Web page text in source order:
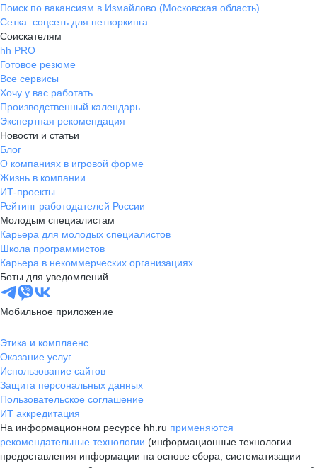
Поиск по вакансиям в Измайлово (Московская область)
Сетка: соцсеть для нетворкинга
Соискателям
hh PRO
Готовое резюме
Все сервисы
Хочу у вас работать
Производственный календарь
Экспертная рекомендация
Новости и статьи
Блог
О компаниях в игровой форме
Жизнь в компании
ИТ-проекты
Рейтинг работодателей России
Молодым специалистам
Карьера для молодых специалистов
Школа программистов
Карьера в некоммерческих организациях
Боты для уведомлений
Мобильное приложение
Этика и комплаенс
Оказание услуг
Использование сайтов
Защита персональных данных
Пользовательское соглашение
ИТ аккредитация
На информационном ресурсе hh.ru применяются
рекомендательные технологии (информационные технологии
предоставления информации на основе сбора, систематизации